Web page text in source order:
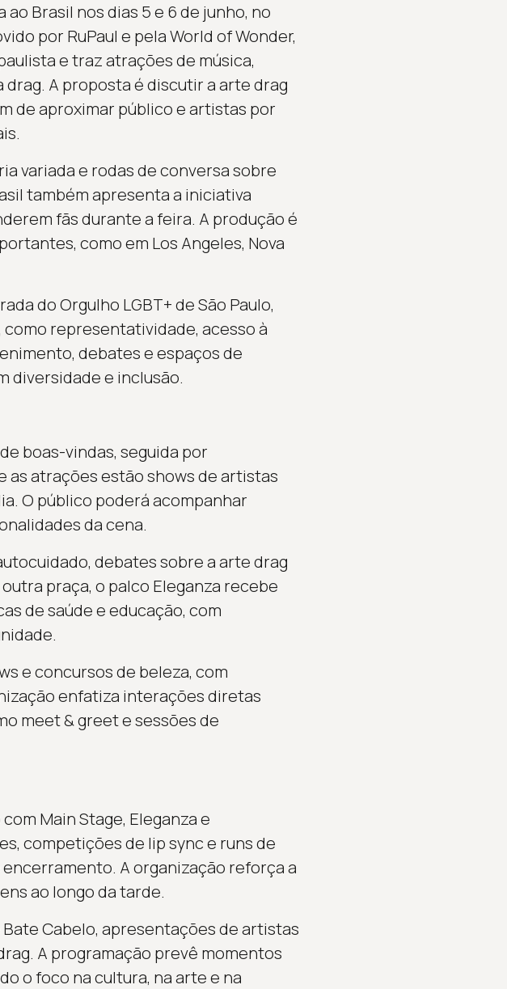
ao Brasil nos dias 5 e 6 de junho, no
por RuPaul e pela World of Wonder,
e traz atrações de música,
A proposta é discutir a arte drag
de aproximar público e artistas por
variada e rodas de conversa sobre
também apresenta a iniciativa
fãs durante a feira. A produção é
como em Los Angeles, Nova
do Orgulho LGBT+ de São Paulo,
representatividade, acesso à
debates e espaços de
diversidade e inclusão.
boas-vindas, seguida por
as atrações estão shows de artistas
O público poderá acompanhar
da cena.
debates sobre a arte drag
praça, o palco Eleganza recebe
de saúde e educação, com
e concursos de beleza, com
enfatiza interações diretas
meet & greet e sessões de
Main Stage, Eleganza e
competições de lip sync e runs de
A organização reforça a
ao longo da tarde.
Cabelo, apresentações de artistas
A programação prevê momentos
o foco na cultura, na arte e na